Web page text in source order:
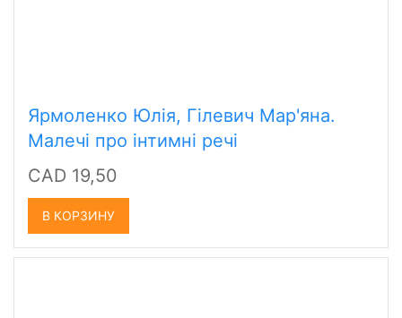
Ярмоленко Юлiя, Гiлевич Мар'яна.
Малечі про інтимні речі
CAD 19,50
В КОРЗИНУ